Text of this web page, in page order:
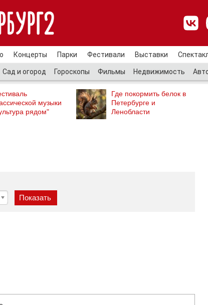
Концерты Парки Фестивали Выставки
Сад и огород Гороскопы Фильмы Недвижимость
музыки
рядом"
Где покормить белок в
Петербурге и
Ленобласти